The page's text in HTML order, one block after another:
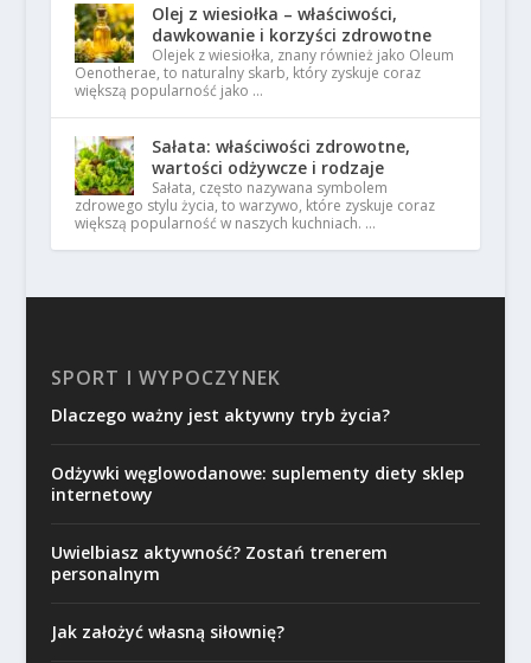
Olej z wiesiołka – właściwości,
dawkowanie i korzyści zdrowotne
Olejek z wiesiołka, znany również jako Oleum
Oenotherae, to naturalny skarb, który zyskuje coraz
większą popularność jako …
Sałata: właściwości zdrowotne,
wartości odżywcze i rodzaje
Sałata, często nazywana symbolem
zdrowego stylu życia, to warzywo, które zyskuje coraz
większą popularność w naszych kuchniach. …
SPORT I WYPOCZYNEK
Dlaczego ważny jest aktywny tryb życia?
Odżywki węglowodanowe: suplementy diety sklep
internetowy
Uwielbiasz aktywność? Zostań trenerem
personalnym
Jak założyć własną siłownię?